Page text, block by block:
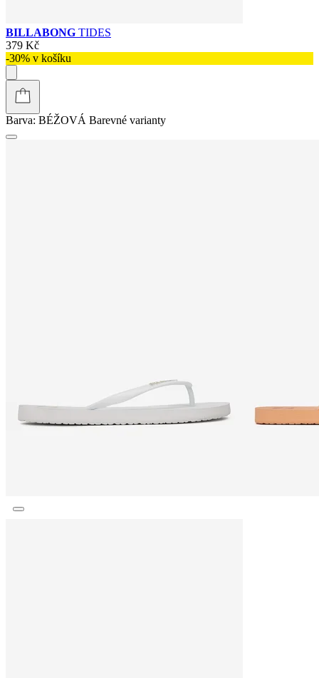
BILLABONG TIDES
379 Kč
-30% v košíku
Barva: BÉŽOVÁ Barevné varianty